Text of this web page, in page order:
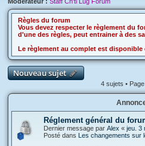
Règles du forum
Vous devez respecter le règlement du
d'une des règles, peut entrainer à des
Le règlement au complet est disponible
Nouveau sujet
4 sujets • Page
Réglement général du
Dernier message par Alex « jeu. 3
Posté dans Les changements sur